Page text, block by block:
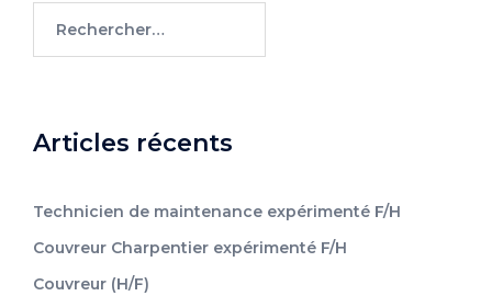
Articles récents
Technicien de maintenance expérimenté F/H
Couvreur Charpentier expérimenté F/H
Couvreur (H/F)